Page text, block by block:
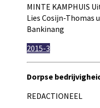
MINTE KAMPHUIS
Lies Cosijn-Thomas
Bankinang
2015-3
Dorpse
REDACTIONEEL